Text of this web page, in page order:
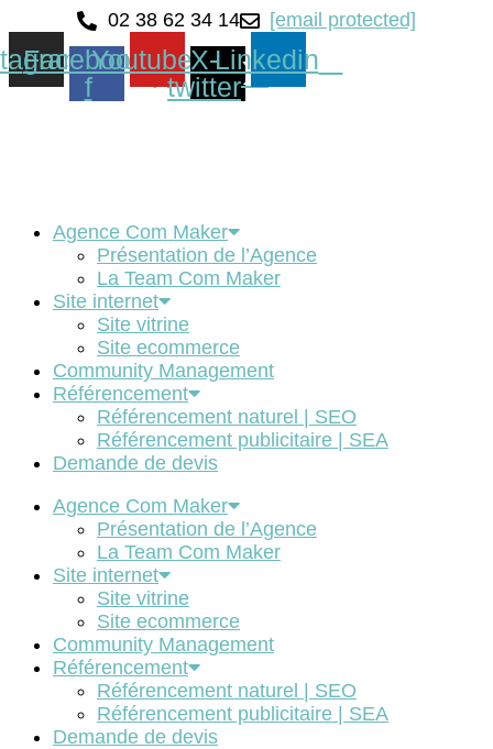
02 38 62 34 14 [email protected]
Facebook-
f
YoutubeX-
twitter
Linkedin
Agence Com Maker
Présentation de l’Agence
La Team Com Maker
Site internet
Site vitrine
Site ecommerce
Community Management
Référencement
Référencement naturel | SEO
Référencement publicitaire | SEA
Demande de devis
Agence Com Maker
Présentation de l’Agence
La Team Com Maker
Site internet
Site vitrine
Site ecommerce
Community Management
Référencement
Référencement naturel | SEO
Référencement publicitaire | SEA
Demande de devis